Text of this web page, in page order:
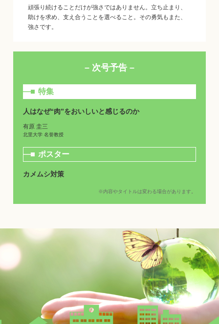
頑張り続けることだけが強さではありません。立ち止まり、
助けを求め、支え合うことを選べること。その勇気もまた、
強さです。
– 次号予告 –
特集
人はなぜ“肉”をおいしいと感じるのか
有原 圭三
北里大学 名誉教授
ポスター
カメムシ対策
※内容やタイトルは変わる場合があります。